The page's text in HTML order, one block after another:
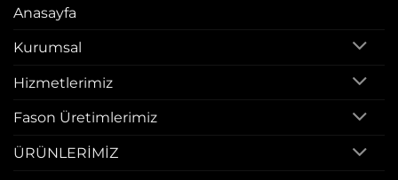
Anasayfa
Kurumsal
Hizmetlerimiz
Fason Üretimlerimiz
ÜRÜNLERİMİZ